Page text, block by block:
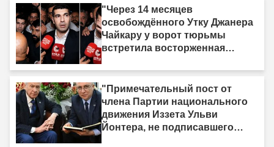
"Через 14 месяцев
освобождённого Утку Джанера
Чайкару у ворот тюрьмы
встретила восторженная
"Примечательный пост от
члена Партии национального
движения Иззета Ульви
Йонтера, не подписавшего